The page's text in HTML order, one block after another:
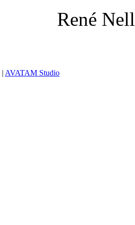
René
| AVATAM Studio